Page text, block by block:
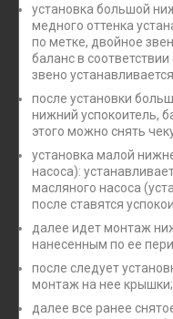
установка большой
медного оттенка
по метке, двойное
баланс в
звено
после установки
нижний успокоитель,
этого можно снять
установка малой
насоса):
масляного насоса
после ставятся
далее идет монтаж
нанесенным по ее
после следует
монтаж на нее крышки;
далее все ранее